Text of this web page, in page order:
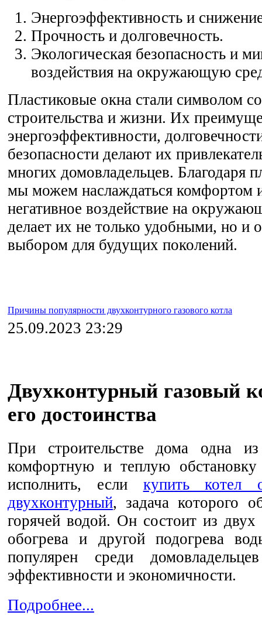
Энергоэффективность и снижение
Прочность и долговечность.
Экологическая безопасность и
воздействия на окружающую
Пластиковые окна стали символом
строительства и жизни. Их
энергоэффективности,
безопасности делают их
многих домовладельцев. Благодаря
мы можем наслаждаться комфортом
негативное воздействие на
делает их не только удобными, но и
выбором для будущих поколений.
Причины популярности двухконтурного газового котла
25.09.2023 23:29
Двухконтурный газовый
его достоинства
При строительстве дома одна
комфортную и теплую
исполнить, если купить котел
двухконтурный, задача которого
горячей водой. Он состоит из
обогрева и другой подогрева
популярен среди
эффективности и экономичности.
Подробнее...